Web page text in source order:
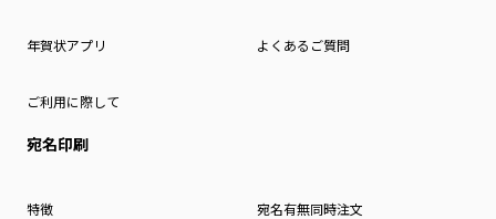
年賀状アプリ よくあるご質問
ご利用に際して
宛名印刷
特徴 宛名有無同時注文